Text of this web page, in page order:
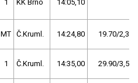
1 KK Brno 14:05,10
MT Č.Kruml. 14:24,80 19.70/2,3
1 Č.Kruml. 14:35,00 29.90/3,5